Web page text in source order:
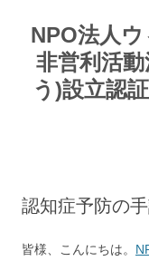
テ
ンNPO法人
非営利活
う)設立認
認知症予防の
皆様、こんにちは。